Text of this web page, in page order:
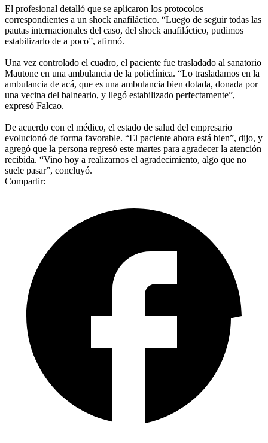
El profesional detalló que se aplicaron los protocolos
correspondientes a un shock anafiláctico. “Luego de seguir todas las
pautas internacionales del caso, del shock anafiláctico, pudimos
estabilizarlo de a poco”, afirmó.
Una vez controlado el cuadro, el paciente fue trasladado al sanatorio
Mautone en una ambulancia de la policlínica. “Lo trasladamos en la
ambulancia de acá, que es una ambulancia bien dotada, donada por
una vecina del balneario, y llegó estabilizado perfectamente”,
expresó Falcao.
De acuerdo con el médico, el estado de salud del empresario
evolucionó de forma favorable. “El paciente ahora está bien”, dijo, y
agregó que la persona regresó este martes para agradecer la atención
recibida. “Vino hoy a realizarnos el agradecimiento, algo que no
suele pasar”, concluyó.
Compartir: